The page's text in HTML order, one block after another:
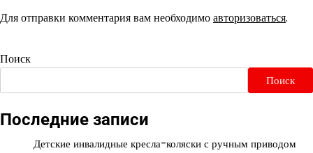
Для отправки комментария вам необходимоавторизоваться.
Поиск
Поиск
Последние записи
Детские инвалидные кресла-коляски с ручным приводом